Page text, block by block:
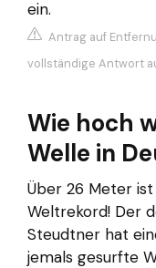
ein.
Antrag auf
vollständige Antwort
Wie hoch
Welle in
Über 26 Meter
Weltrekord! Der
Steudtner hat
jemals gesurfte